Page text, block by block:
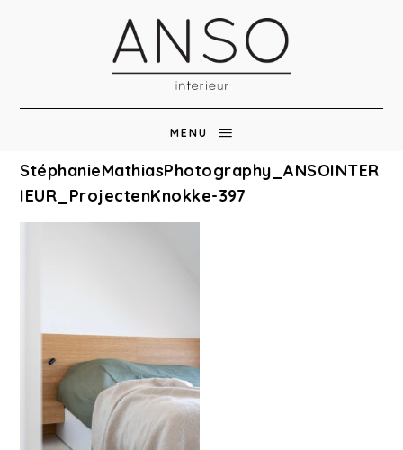
MENU
StéphanieMathiasPhotography_ANSOINTER
IEUR_ProjectenKnokke-397